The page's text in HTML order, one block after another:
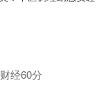
经60分